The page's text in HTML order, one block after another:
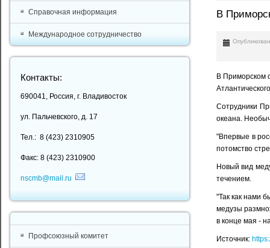
В
В Приморском
Сотрудники
океана.
"Впервые в
потомство
Новый вид
течением.
"Так как нами
медузы
в конце мая -
Источник:
Справочная информация
Международное сотрудничество
Контакты:
690041, Россия, г. Владивосток
ул. Пальчевского, д. 17
Тел.: 8 (423) 2310905
Факс: 8 (423) 2310900
nscmb@mail.ru
Профсоюзный комитет